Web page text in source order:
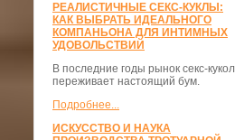
РЕАЛИСТИЧНЫЕ СЕКС-КУКЛЫ:
КАК ВЫБРАТЬ ИДЕАЛЬНОГО
КОМПАНЬОНА ДЛЯ ИНТИМНЫХ
УДОВОЛЬСТВИЙ
В последние годы рынок секс-кукол
переживает настоящий бум.
Подробнее...
ИСКУССТВО И НАУКА